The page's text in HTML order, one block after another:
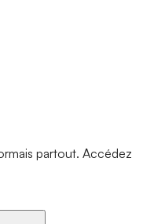
partout. Accédez